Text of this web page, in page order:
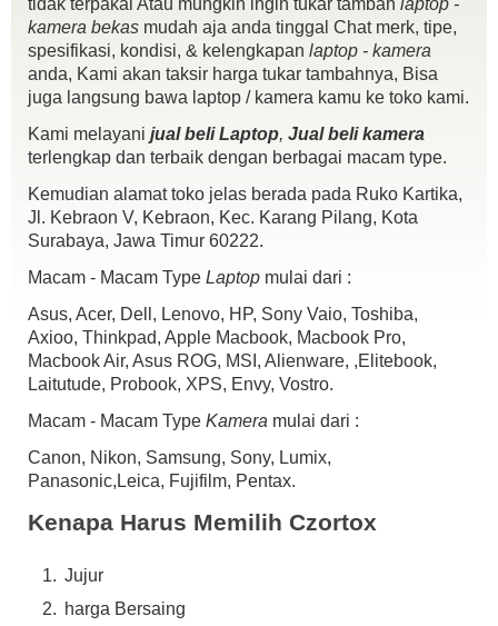
tidak terpakai Atau mungkin ingin tukar tambah laptop -
kamera bekas mudah aja anda tinggal Chat merk, tipe,
spesifikasi, kondisi, & kelengkapan laptop - kamera
anda, Kami akan taksir harga tukar tambahnya, Bisa
juga langsung bawa laptop / kamera kamu ke toko kami.
Kami melayani jual beli Laptop, Jual beli kamera
terlengkap dan terbaik dengan berbagai macam type.
Kemudian alamat toko jelas berada pada Ruko Kartika,
Jl. Kebraon V, Kebraon, Kec. Karang Pilang, Kota
Surabaya, Jawa Timur 60222.
Macam - Macam Type Laptop mulai dari :
Asus, Acer, Dell, Lenovo, HP, Sony Vaio, Toshiba,
Axioo, Thinkpad, Apple Macbook, Macbook Pro,
Macbook Air, Asus ROG, MSI, Alienware, ,Elitebook,
Laitutude, Probook, XPS, Envy, Vostro.
Macam - Macam Type Kamera mulai dari :
Canon, Nikon, Samsung, Sony, Lumix,
Panasonic,Leica, Fujifilm, Pentax.
Kenapa Harus Memilih Czortox
Jujur
harga Bersaing